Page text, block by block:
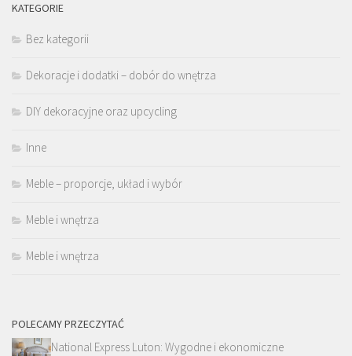
KATEGORIE
Bez kategorii
Dekoracje i dodatki – dobór do wnętrza
DIY dekoracyjne oraz upcycling
Inne
Meble – proporcje, układ i wybór
Meble i wnętrza
Meble i wnętrza
POLECAMY PRZECZYTAĆ
National Express Luton: Wygodne i ekonomiczne